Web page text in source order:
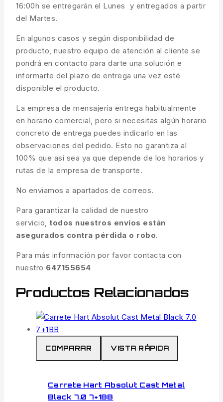
16:00h se entregarán el Lunes y entregados a partir
del Martes.
En algunos casos y según disponibilidad de
producto, nuestro equipo de atención al cliente se
pondrá en contacto para darte una solución e
informarte del plazo de entrega una vez esté
disponible el producto.
La empresa de mensajería entrega habitualmente
en horario comercial, pero si necesitas algún horario
concreto de entrega puedes indicarlo en las
observaciones del pedido. Esto no garantiza al
100% que así sea ya que depende de los horarios y
rutas de la empresa de transporte.
No enviamos a apartados de correos.
Para garantizar la calidad de nuestro
servicio, todos nuestros envíos están
asegurados contra pérdida o robo.
Para más información por favor contacta con
nuestro 647155654
Productos Relacionados
COMPARAR VISTA RÁPIDA
Carrete Hart Absolut Cast Metal
Black 7.0 7+1BB